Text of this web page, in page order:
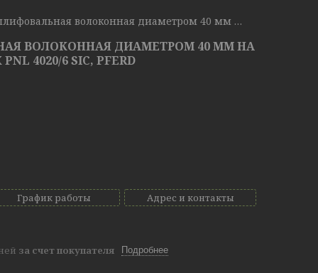
Головка шлифовальная волоконная диаметром 40 мм на оправке 6 мм polinox pnl 4020/6 sic, pferd
ВОЛОКОННАЯ ДИАМЕТРОМ 40 ММ НА
4020/6 SIC, PFERD
График работы Адрес и контакты
за счет покупателя Подробнее